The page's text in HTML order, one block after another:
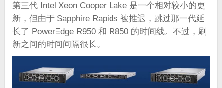
第三代 Intel Xeon Cooper Lake 是一个相对较小的更
新，但由于 Sapphire Rapids 被推迟，跳过那一代延
长了 PowerEdge R950 和 R850 的时间线。不过，刷
新之间的时间间隔很长。